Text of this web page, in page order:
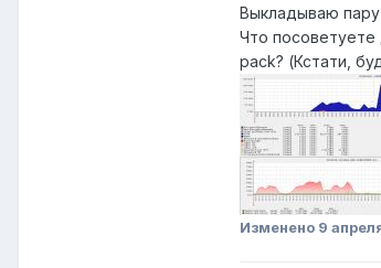
Выкладываю пару
Что
pack? (Кстати,
Изменено 9